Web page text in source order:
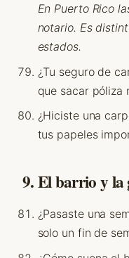
En Puerto Rico
notario. Es
estados.
¿Tu seguro de
que sacar póliza
¿Hiciste una
tus papeles
9. El barrio y la
¿Pasaste una
solo un fin de